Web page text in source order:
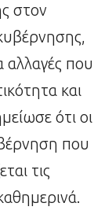
στον
αλλαγές που
και
ότι οι
που
τις